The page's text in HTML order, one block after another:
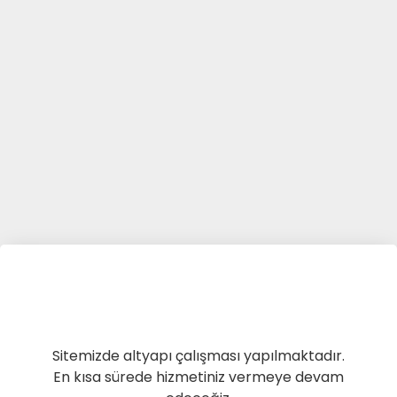
Sitemizde altyapı çalışması yapılmaktadır.
En kısa sürede hizmetiniz vermeye devam